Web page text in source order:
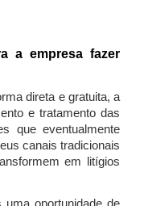
a empresa fazer
direta e gratuita, a
e tratamento das
que eventualmente
canais tradicionais
em litígios